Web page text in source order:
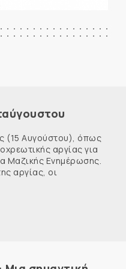
Αυγούστου), όπως
αργίας για
Μαζικής Ενημέρωσης.
αργίας, οι